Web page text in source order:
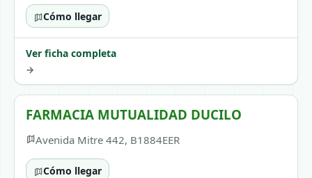
Cómo llegar
Ver ficha completa
→
FARMACIA MUTUALIDAD DUCILO
Avenida Mitre 442, B1884EER
Cómo llegar